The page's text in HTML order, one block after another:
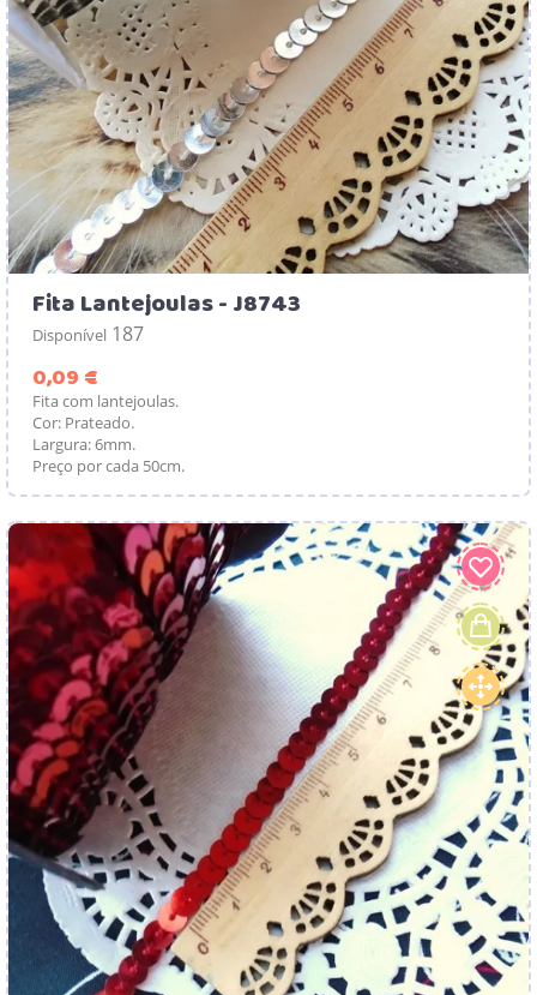
Fita Lantejoulas - J8743
Disponível 187
0,09 €
Fita com lantejoulas.
Cor: Prateado.
Largura: 6mm.
Preço por cada 50cm.